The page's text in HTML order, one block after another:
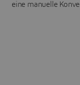
eine manuelle